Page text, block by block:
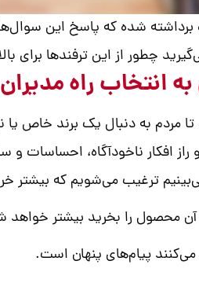
برداشته شده که پاسخ این
چطور از این ترفندها برای
مردم به دنبال یک برند خاص
راز افکار ناخودآگاه،
ترغیب می‌شویم که بیشتر
محصول را بخرید بیشتر خواهد
پیام‌های پنهان است.